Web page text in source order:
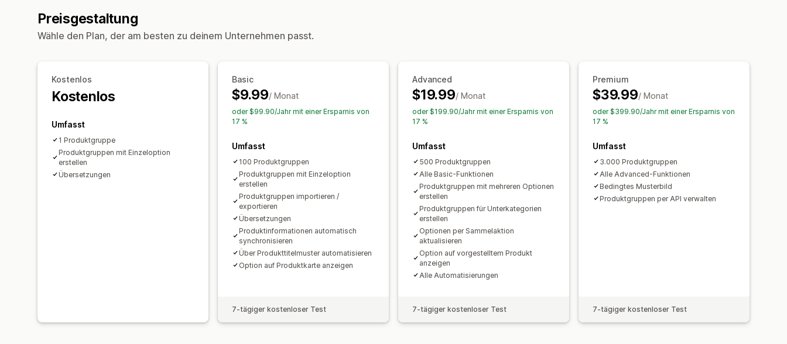
Ausverkaufte Artikel ausblenden
Bestandsverfügbarkeit
Anzeige der verfügbaren Artikel
Automatische Updates
Preisgestaltung
Wähle den Plan, der am besten zu deinem Unternehmen passt.
Kostenlos
Kostenlos
Umfasst
1 Produktgruppe
Produktgruppen mit Einzeloption
erstellen
Übersetzungen
Basic
$9.99/ Monat
oder $99.90/Jahr mit einer Ersparnis von
17 %
Umfasst
100 Produktgruppen
Produktgruppen mit Einzeloption
erstellen
Produktgruppen importieren /
exportieren
Übersetzungen
Produktinformationen automatisch
synchronisieren
Über Produkttitelmuster automatisieren
Option auf Produktkarte anzeigen
7-tägiger kostenloser Test
Advanced
$19.99/ Monat
oder $199.90/Jahr mit einer Ersparnis von
17 %
Umfasst
500 Produktgruppen
Alle Basic-Funktionen
Produktgruppen mit mehreren Optionen
erstellen
Produktgruppen für Unterkategorien
erstellen
Optionen per Sammelaktion
aktualisieren
Option auf vorgestelltem Produkt
anzeigen
Alle Automatisierungen
7-tägiger kostenloser Test
Premium
$39.99/ Monat
oder $399.90/Jahr mit einer Ersparnis von
17 %
Umfasst
3.000 Produktgruppen
Alle Advanced-Funktionen
Bedingtes Musterbild
Produktgruppen per API verwalten
7-tägiger kostenloser Test